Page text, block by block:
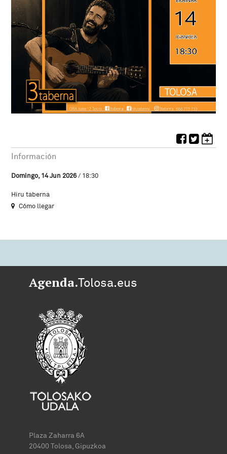
Información
Domingo, 14 Jun 2026/ 18:30
Hiru taberna
Cómo llegar
Agenda.Tolosa.eus
Plaza Zaharra 6A
20400 Tolosa, Gipuzkoa